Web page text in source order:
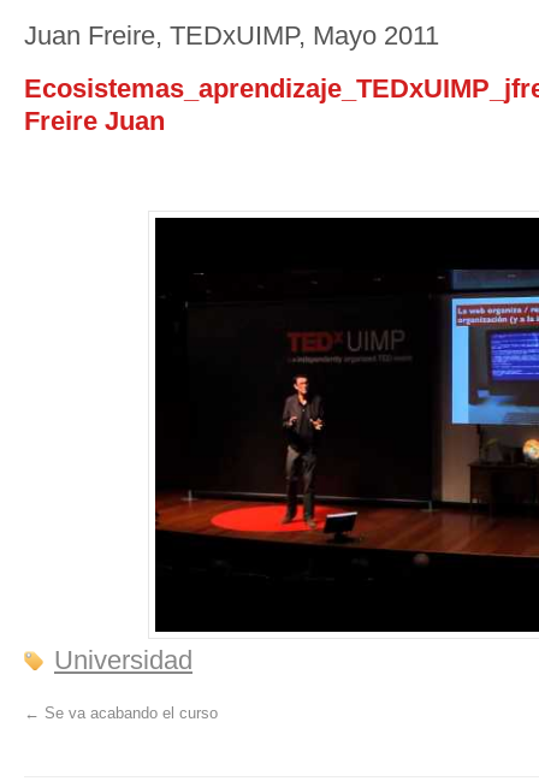
Juan Freire, TEDxUIMP, Mayo 2011
Freire Juan
Universidad
← Se va acabando el curso